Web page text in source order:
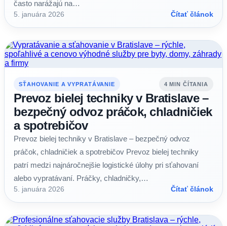
často narážajú na…
5. januára 2026 Čítať článok
SŤAHOVANIE A VYPRATÁVANIE 4 MIN ČÍTANIA
Prevoz bielej techniky v Bratislave –
bezpečný odvoz práčok, chladničiek
a spotrebičov
Prevoz bielej techniky v Bratislave – bezpečný odvoz
práčok, chladničiek a spotrebičov Prevoz bielej techniky
patrí medzi najnáročnejšie logistické úlohy pri sťahovaní
alebo vypratávaní. Práčky, chladničky,…
5. januára 2026 Čítať článok